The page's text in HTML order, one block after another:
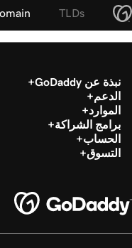
TLDs
نبذة عن GoDaddy
الدعم
الموارد
برامج الشراكة
الحساب
التسوق